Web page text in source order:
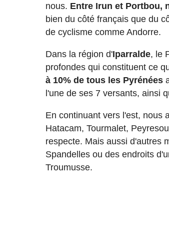
nous. Entre Irun et Portbou,
bien du côté français que du
de cyclisme comme Andorre.
Dans la région d'Iparralde, le
profondes qui constituent ce
à 10% de tous les Pyrénées
l'une de ses 7 versants, ainsi
En continuant vers l'est, nous
Hatacam, Tourmalet,
respecte. Mais aussi d'autres
Spandelles ou des endroits
Troumusse.